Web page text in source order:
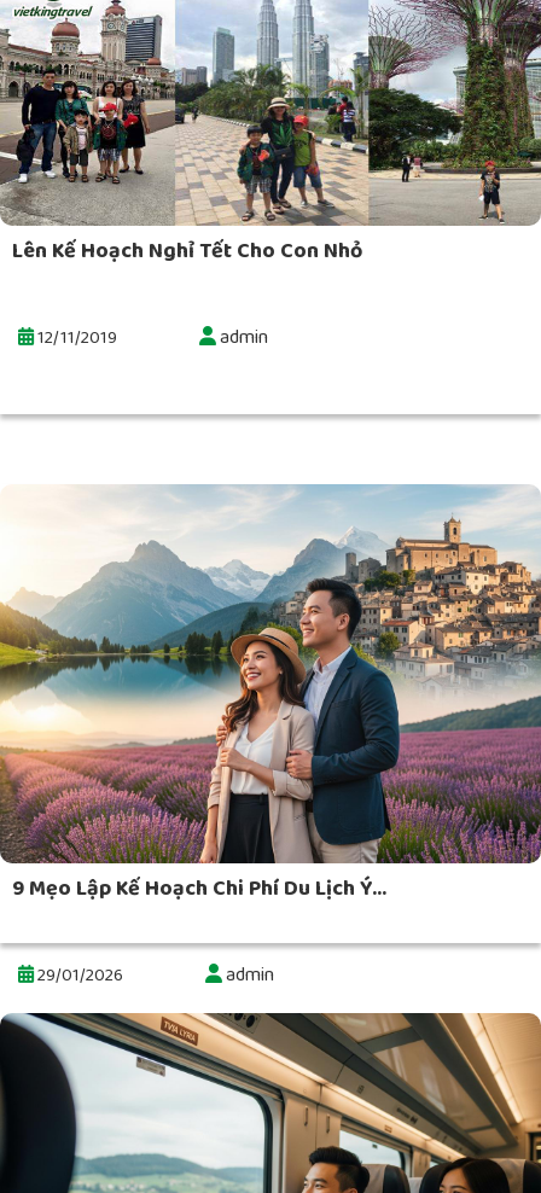
Lên Kế Hoạch Nghỉ Tết Cho Con Nhỏ
12/11/2019 admin
9 Mẹo Lập Kế Hoạch Chi Phí Du Lịch Ý...
29/01/2026 admin